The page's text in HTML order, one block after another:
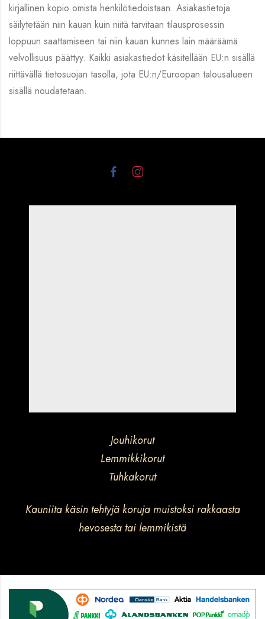
kirjallinen kopio omista henkilötiedoistaan. Asiakastietoja
säilytetään niin kauan kuin niitä tarvitaan tilausprosessin
loppuun saattamiseen tai niin kauan kunnes lain määräämä
velvollisuus päättyy. Kaikki asiakastiedot käsitellään EU:n sisällä
riittävällä tietosuojan tasolla, jota EU:n/Euroopan talousalueen
sisällä noudatetaan.
Jouhikorut
Lemmikkikorut
Tuhkakorut
Kauniita käsin tehtyjä koruja muistoksi rakkaasta
hevosesta tai lemmikistä